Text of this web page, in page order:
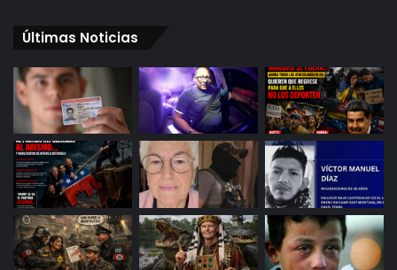
Últimas Noticias